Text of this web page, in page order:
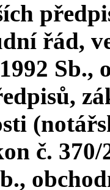
řád,
Sb.,
č.